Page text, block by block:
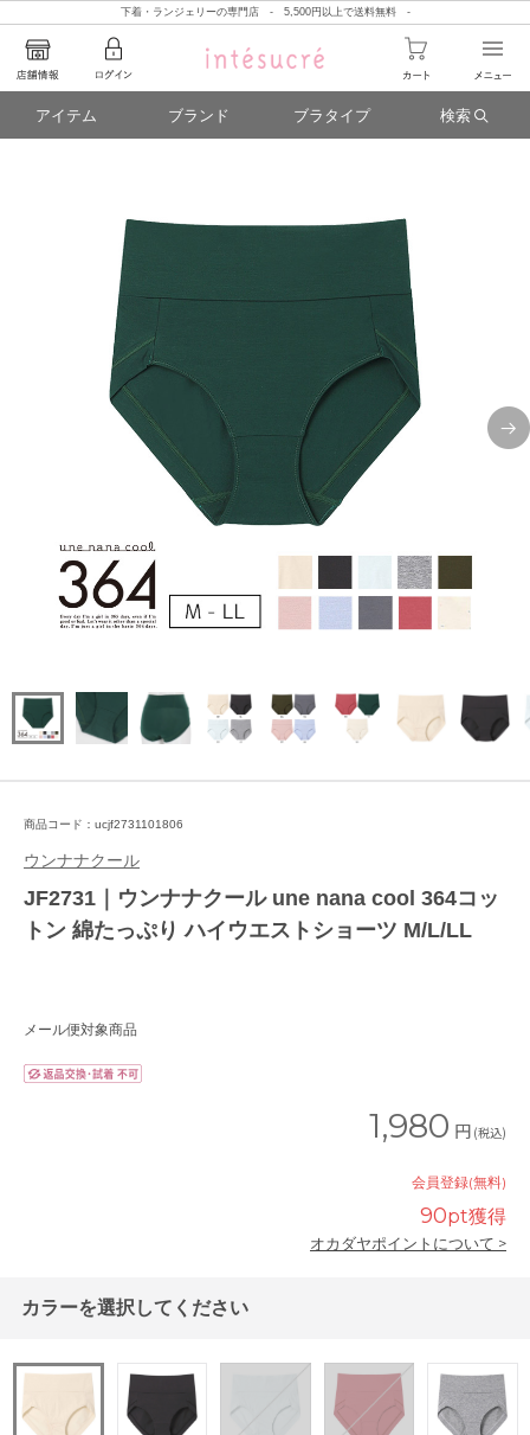
下着・ランジェリーの専門店 - 5,500円以上で送料無料 -
アイテム ブランド ブラタイプ 検索
商品コード：ucjf2731101806
ウンナナクール
JF2731｜ウンナナクール une nana cool 364コッ
トン 綿たっぷり ハイウエストショーツ M/L/LL
メール便対象商品
1,980 円 (税込)
会員登録(無料)
90pt獲得
オカダヤポイントについて >
カラーを選択してください